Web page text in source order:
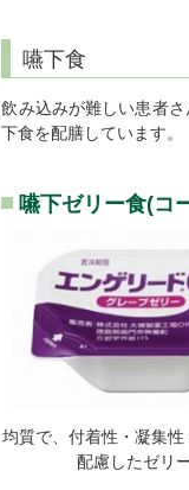
嚥下食
飲み込みが難しい患者
下食を配膳しています。
嚥下ゼリー食(コ
均質で、付着性・凝集性
配慮したゼリ